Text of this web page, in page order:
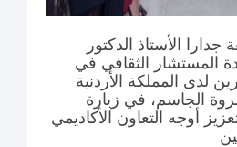
الأستاذ الدكتور
المستشار الثقافي في
لدى المملكة الأردنية
الجاسم، في زيارة
أوجه التعاون الأكاديمي